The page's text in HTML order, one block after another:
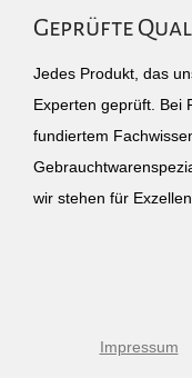
Geprüfte
Jedes Produkt, das
Experten geprüft. Bei
fundiertem
wir stehen für
Impressum